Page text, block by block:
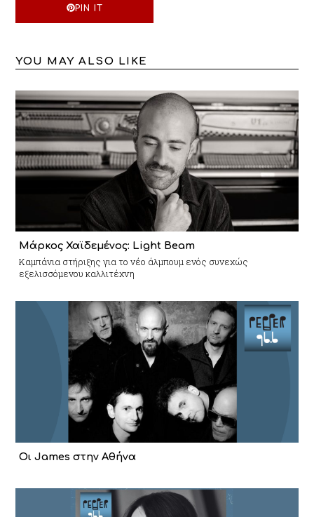
PIN IT
YOU MAY ALSO LIKE
Μάρκος Χαϊδεμένος: Light Beam
Καμπάνια στήριξης για το νέο άλμπουμ ενός συνεχώς
εξελισσόμενου καλλιτέχνη
Οι James στην Αθήνα